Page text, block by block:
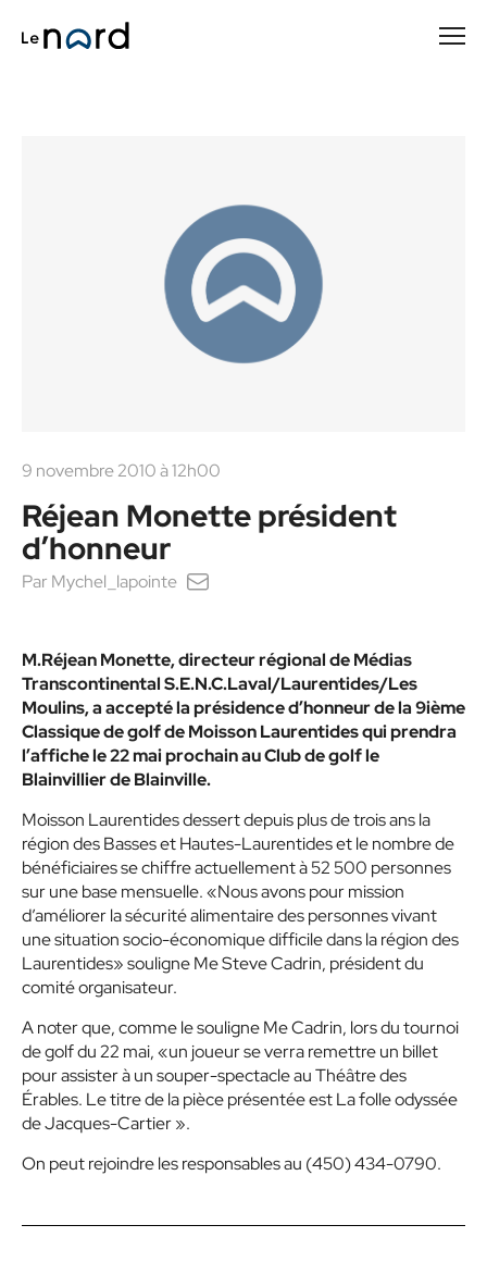
9 novembre 2010 à 12h00
Réjean Monette président
d’honneur
Par Mychel_lapointe
M.Réjean Monette, directeur régional de Médias
Transcontinental S.E.N.C.Laval/Laurentides/Les
Moulins, a accepté la présidence d’honneur de la 9ième
Classique de golf de Moisson Laurentides qui prendra
l’affiche le 22 mai prochain au Club de golf le
Blainvillier de Blainville.
Moisson Laurentides dessert depuis plus de trois ans la
région des Basses et Hautes-Laurentides et le nombre de
bénéficiaires se chiffre actuellement à 52 500 personnes
sur une base mensuelle. «Nous avons pour mission
d’améliorer la sécurité alimentaire des personnes vivant
une situation socio-économique difficile dans la région des
Laurentides» souligne Me Steve Cadrin, président du
comité organisateur.
A noter que, comme le souligne Me Cadrin, lors du tournoi
de golf du 22 mai, «un joueur se verra remettre un billet
pour assister à un souper-spectacle au Théâtre des
Érables. Le titre de la pièce présentée est La folle odyssée
de Jacques-Cartier ».
On peut rejoindre les responsables au (450) 434-0790.